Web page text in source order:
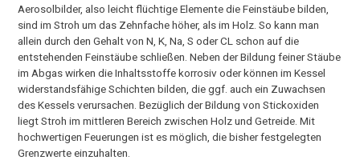
Aerosolbilder, also leicht flüchtige Elemente die Feinstäube bilden,
sind im Stroh um das Zehnfache höher, als im Holz. So kann man
allein durch den Gehalt von N, K, Na, S oder CL schon auf die
entstehenden Feinstäube schließen. Neben der Bildung feiner Stäube
im Abgas wirken die Inhaltsstoffe korrosiv oder können im Kessel
widerstandsfähige Schichten bilden, die ggf. auch ein Zuwachsen
des Kessels verursachen. Bezüglich der Bildung von Stickoxiden
liegt Stroh im mittleren Bereich zwischen Holz und Getreide. Mit
hochwertigen Feuerungen ist es möglich, die bisher festgelegten
Grenzwerte einzuhalten.